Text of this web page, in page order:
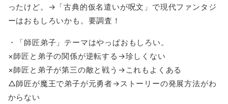
ったけど。→「古典的仮名遣いが呪文」で現代ファンタジ
ーはおもしろいかも。要調査！
・「師匠弟子」テーマはやっぱおもしろい。
×師匠と弟子の関係が逆転する→珍しくない
×師匠と弟子が第三の敵と戦う→これもよくある
△師匠が魔王で弟子が元勇者→ストーリーの発展方法がわ
からない